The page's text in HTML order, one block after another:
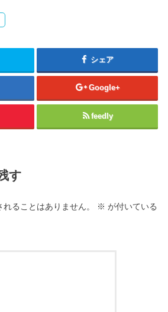
シェア
Google+
feedly
す
ることはありません。 ※ が付いている